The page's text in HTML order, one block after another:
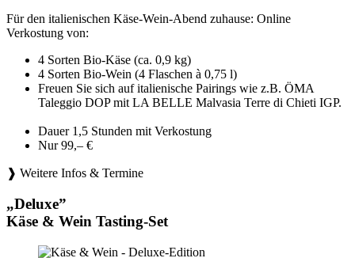
Für den italienischen Käse-Wein-Abend zuhause: Online
Verkostung von:
4 Sorten Bio-Käse (ca. 0,9 kg)
4 Sorten Bio-Wein (4 Flaschen à 0,75 l)
Freuen Sie sich auf italienische Pairings wie z.B. ÖMA
Taleggio DOP mit LA BELLE Malvasia Terre di Chieti IGP.
Dauer 1,5 Stunden mit Verkostung
Nur 99,– €
❱ Weitere Infos & Termine
„Deluxe”
Käse & Wein Tasting-Set